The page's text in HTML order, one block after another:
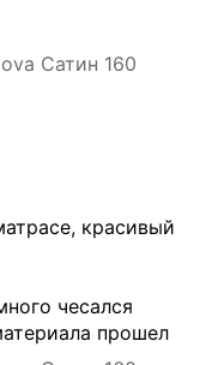
Сатин 160
красивый
чесался
прошел